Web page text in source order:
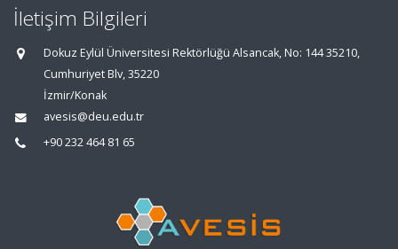
İletişim Bilgileri
Dokuz Eylül Üniversitesi Rektörlüğü Alsancak, No: 144 35210,
Cumhuriyet Blv, 35220
İzmir/Konak
avesis@deu.edu.tr
+90 232 464 81 65